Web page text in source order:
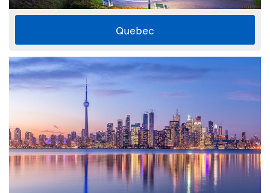
Quebec